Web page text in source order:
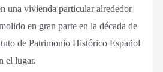
una vivienda particular alrededor
en gran parte en la década de
de Patrimonio Histórico Español
el lugar.